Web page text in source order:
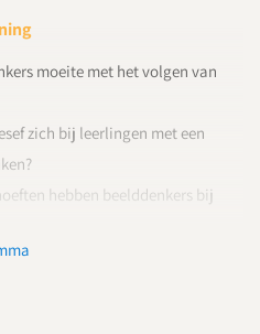
moeite met het volgen van
zich bij leerlingen met een
hebben beelddenkers bij
veelvoorkomende problemen